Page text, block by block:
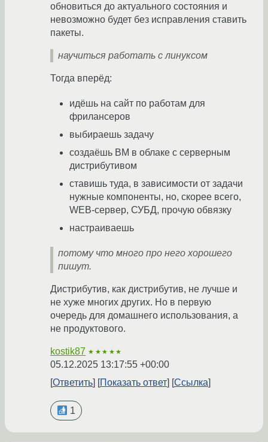
обновиться до актуального состояния и
невозможно будет без исправления ставить
пакеты.
научиться работать с линуксом
Тогда вперёд:
идёшь на сайт по работам для
фрилансеров
выбираешь задачу
создаёшь ВМ в облаке с серверным
дистрибутивом
ставишь туда, в зависимости от задачи
нужные компоненты, но, скорее всего,
WEB-сервер, СУБД, прочую обвязку
настраиваешь
потому что много про него хорошего
пишут.
Дистрибутив, как дистрибутив, не лучше и
не хуже многих других. Но в первую
очередь для домашнего использования, а
не продуктового.
kostik87 ★★★★★
05.12.2025 13:17:55 +00:00
Ответить
Показать ответ Ссылка
1